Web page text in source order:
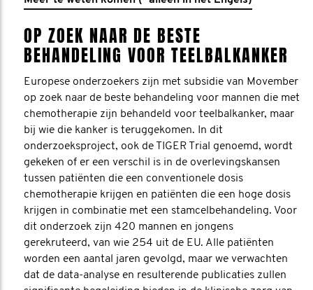
OP ZOEK NAAR DE BESTE
BEHANDELING VOOR TEELBALKANKER
Europese onderzoekers zijn met subsidie van Movember
op zoek naar de beste behandeling voor mannen die met
chemotherapie zijn behandeld voor teelbalkanker, maar
bij wie die kanker is teruggekomen. In dit
onderzoeksproject, ook de TIGER Trial genoemd, wordt
gekeken of er een verschil is in de overlevingskansen
tussen patiënten die een conventionele dosis
chemotherapie krijgen en patiënten die een hoge dosis
krijgen in combinatie met een stamcelbehandeling. Voor
dit onderzoek zijn 420 mannen en jongens
gerekruteerd, van wie 254 uit de EU. Alle patiënten
worden een aantal jaren gevolgd, maar we verwachten
dat de data-analyse en resulterende publicaties zullen